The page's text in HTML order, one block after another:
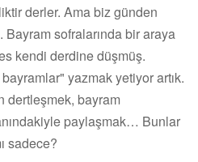
derler. Ama biz günden
Bayram sofralarında bir araya
kendi derdine düşmüş.
yazmak yetiyor artık.
dertleşmek, bayram
paylaşmak… Bunlar
sadece?